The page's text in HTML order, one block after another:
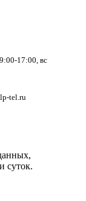
17:00, вс
tel.ru
суток.